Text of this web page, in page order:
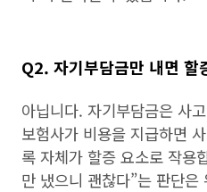
Q2. 자기부담금만 내면 할
아닙니다. 자기부담금은 사
보험사가 비용을 지급하면
록 자체가 할증 요소로 작용
만 냈으니 괜찮다”는 판단은